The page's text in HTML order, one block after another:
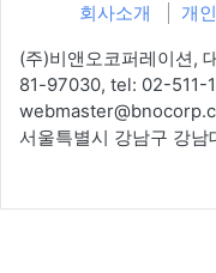
회사소개 개
(주)비앤오코퍼레이션,
81-97030, tel: 02-511-
서울특별시 강남구 강